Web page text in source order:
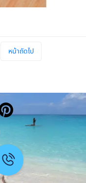
หน้าถัดไป